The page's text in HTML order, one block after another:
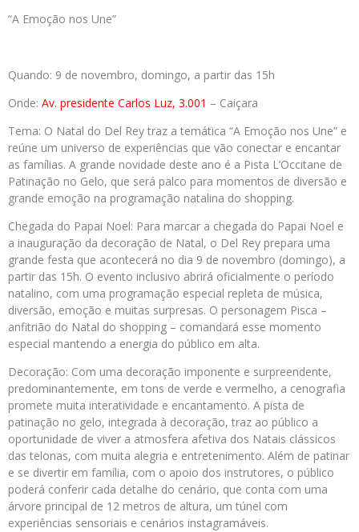
“A Emoção nos Une”
Quando: 9 de novembro, domingo, a partir das 15h
Onde: Av. presidente Carlos Luz, 3.001 – Caiçara
Tema: O Natal do Del Rey traz a temática “A Emoção nos Une” e
reúne um universo de experiências que vão conectar e encantar
as famílias. A grande novidade deste ano é a Pista L’Occitane de
Patinação no Gelo, que será palco para momentos de diversão e
grande emoção na programação natalina do shopping.
Chegada do Papai Noel: Para marcar a chegada do Papai Noel e
a inauguração da decoração de Natal, o Del Rey prepara uma
grande festa que acontecerá no dia 9 de novembro (domingo), a
partir das 15h. O evento inclusivo abrirá oficialmente o período
natalino, com uma programação especial repleta de música,
diversão, emoção e muitas surpresas. O personagem Pisca –
anfitrião do Natal do shopping – comandará esse momento
especial mantendo a energia do público em alta.
Decoração: Com uma decoração imponente e surpreendente,
predominantemente, em tons de verde e vermelho, a cenografia
promete muita interatividade e encantamento. A pista de
patinação no gelo, integrada à decoração, traz ao público a
oportunidade de viver a atmosfera afetiva dos Natais clássicos
das telonas, com muita alegria e entretenimento. Além de patinar
e se divertir em família, com o apoio dos instrutores, o público
poderá conferir cada detalhe do cenário, que conta com uma
árvore principal de 12 metros de altura, um túnel com
experiências sensoriais e cenários instagramáveis.